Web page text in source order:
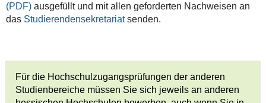
(PDF)ausgefüllt und mit allen geforderten Nachweisen an
das Studierendensekretariatsenden.
Für die Hochschulzugangsprüfungen der anderen
Studienbereiche müssen Sie sich jeweils an anderen